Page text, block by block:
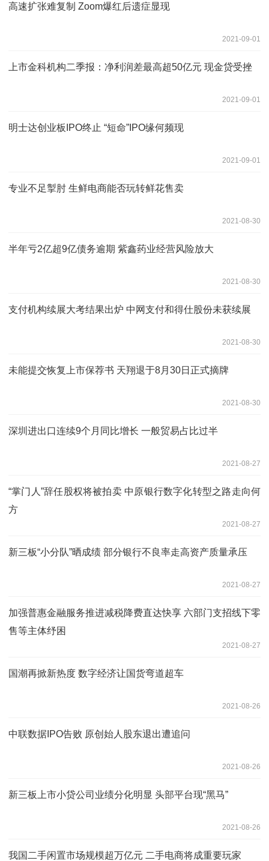
高速扩张难复制 Zoom爆红后遗症显现
2021-09-01
上市金科机构二季报：净利润差最高超50亿元 现金贷受挫
2021-09-01
明士达创业板IPO终止 “短命”IPO缘何频现
2021-09-01
专业不足掣肘 生鲜电商能否玩转鲜花售卖
2021-08-30
半年亏2亿超9亿债务逾期 紫鑫药业经营风险放大
2021-08-30
支付机构续展大考结果出炉 中网支付和得仕股份未获续展
2021-08-30
未能提交恢复上市保荐书 天翔退于8月30日正式摘牌
2021-08-30
深圳进出口连续9个月同比增长 一般贸易占比过半
2021-08-27
“掌门人”辞任股权将被拍卖 中原银行数字化转型之路走向何
方
2021-08-27
新三板“小分队”晒成绩 部分银行不良率走高资产质量承压
2021-08-27
加强普惠金融服务推进减税降费直达快享 六部门支招线下零
售等主体纾困
2021-08-27
国潮再掀新热度 数字经济让国货弯道超车
2021-08-26
中联数据IPO告败 原创始人股东退出遭追问
2021-08-26
新三板上市小贷公司业绩分化明显 头部平台现“黑马”
2021-08-26
我国二手闲置市场规模超万亿元 二手电商将成重要玩家